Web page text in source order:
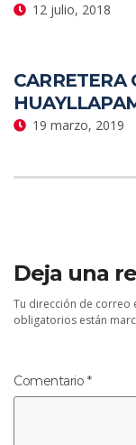
12 julio, 2018
CARRETERA
19 marzo, 2019
Deja una
Tu dirección de correo
obligatorios están
Comentario *